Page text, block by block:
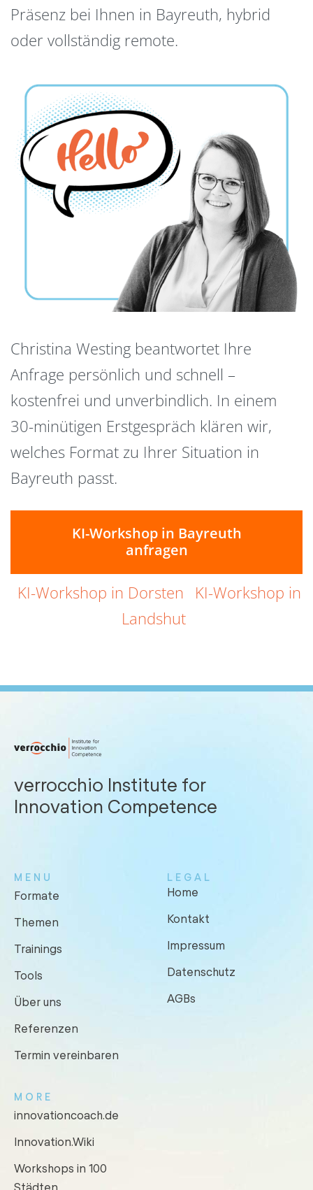
Präsenz bei Ihnen in Bayreuth, hybrid
oder vollständig remote.
Christina Westing beantwortet Ihre
Anfrage persönlich und schnell –
kostenfrei und unverbindlich. In einem
30-minütigen Erstgespräch klären wir,
welches Format zu Ihrer Situation in
Bayreuth passt.
KI-Workshop in Bayreuth
anfragen
KI-Workshop in Dorsten
KI-Workshop in
Landshut
verrocchio Institute for
Innovation Competence
MENU
Formate
Themen
Trainings
Tools
Über uns
Referenzen
Termin vereinbaren
LEGAL
Home
Kontakt
Impressum
Datenschutz
AGBs
MORE
innovationcoach.de
Innovation.Wiki
Workshops in 100
Städten